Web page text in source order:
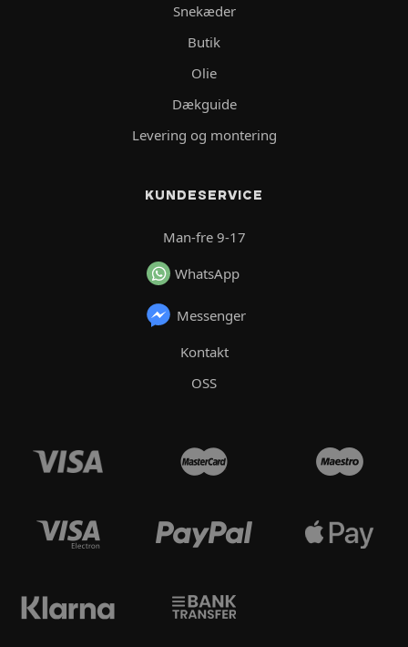
Snekæder
Butik
Olie
Dækguide
Levering og montering
KUNDESERVICE
Man-fre 9-17
WhatsApp
Messenger
Kontakt
OSS